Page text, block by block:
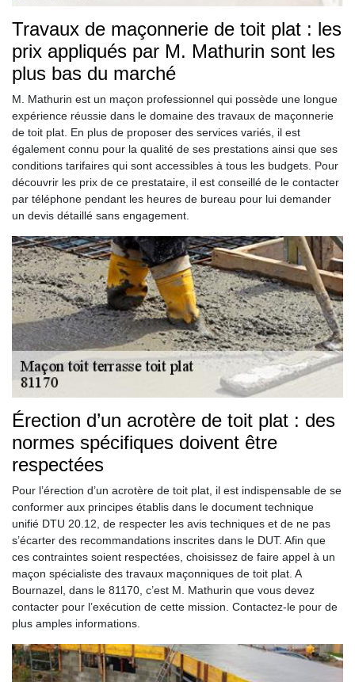
Travaux de maçonnerie de toit plat : les
prix appliqués par M. Mathurin sont les
plus bas du marché
M. Mathurin est un maçon professionnel qui possède une longue
expérience réussie dans le domaine des travaux de maçonnerie
de toit plat. En plus de proposer des services variés, il est
également connu pour la qualité de ses prestations ainsi que ses
conditions tarifaires qui sont accessibles à tous les budgets. Pour
découvrir les prix de ce prestataire, il est conseillé de le contacter
par téléphone pendant les heures de bureau pour lui demander
un devis détaillé sans engagement.
Érection d’un acrotère de toit plat : des
normes spécifiques doivent être
respectées
Pour l’érection d’un acrotère de toit plat, il est indispensable de se
conformer aux principes établis dans le document technique
unifié DTU 20.12, de respecter les avis techniques et de ne pas
s’écarter des recommandations inscrites dans le DUT. Afin que
ces contraintes soient respectées, choisissez de faire appel à un
maçon spécialiste des travaux maçonniques de toit plat. A
Bournazel, dans le 81170, c’est M. Mathurin que vous devez
contacter pour l’exécution de cette mission. Contactez-le pour de
plus amples informations.